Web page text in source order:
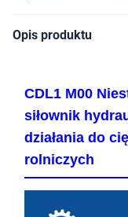
Opis produktu
CDL1 M00
siłownik
działania do
rolniczych